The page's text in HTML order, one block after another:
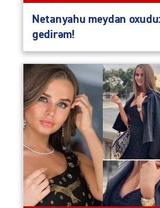
Netanyahu meydan
gedirəm!